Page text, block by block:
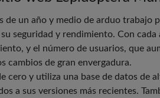
de un año y medio de arduo trabajo
seguridad y rendimiento. Con
y el número de usuarios, que
cambios de gran envergadura.
cero y utiliza una base de datos de
a sus versiones más recientes.